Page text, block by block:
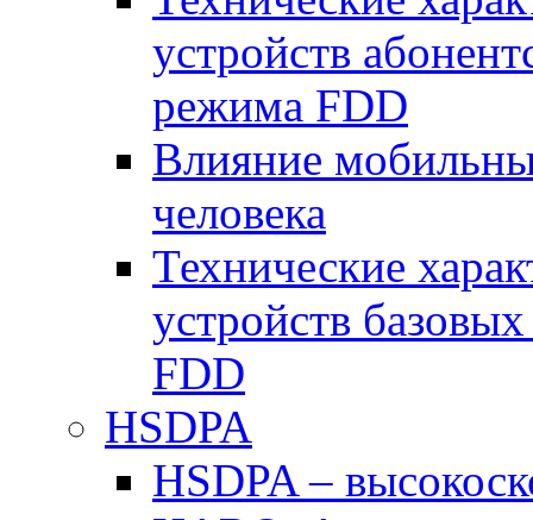
устройств
режима FDD
Влияние
человека
Технические
устройств
FDD
HSDPA
HSDPA –